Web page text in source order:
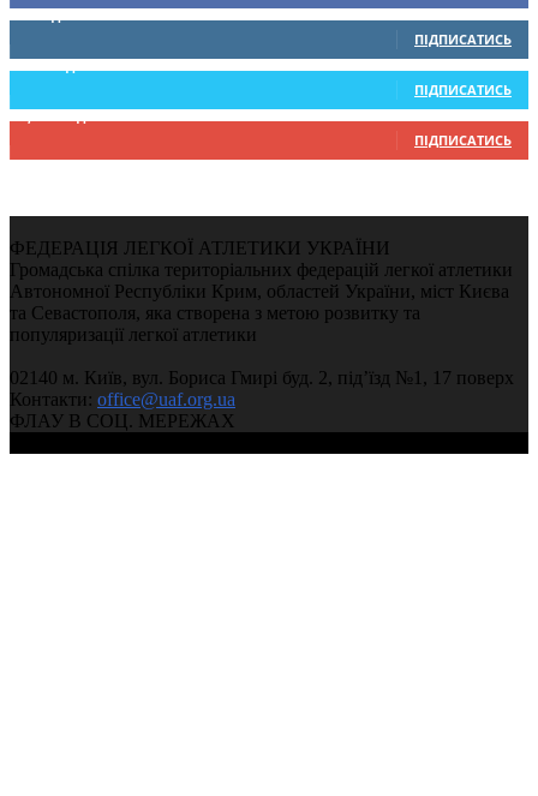
0 Підписників
ПІДПИСАТИСЬ
234 Підписників
ПІДПИСАТИСЬ
9,370 Підписників
ПІДПИСАТИСЬ
ФЕДЕРАЦІЯ ЛЕГКОЇ АТЛЕТИКИ УКРАЇНИ
Громадська спілка територіальних федерацій легкої атлетики
Автономної Республіки Крим, областей України, міст Києва
та Севастополя, яка створена з метою розвитку та
популяризації легкої атлетики
02140 м. Київ, вул. Бориса Гмирі буд. 2, під’їзд №1, 17 поверх
Контакти: office@uaf.org.ua
ФЛАУ В СОЦ. МЕРЕЖАХ